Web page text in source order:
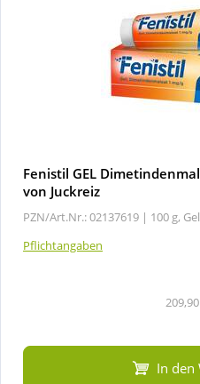
Fenistil GEL
von Juckreiz
PZN/Art.Nr.: 02137619 | 100 g, Gel
Pflichtangaben
In den